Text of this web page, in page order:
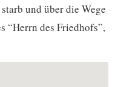
und über die Wege
“Herrn des Friedhofs”,